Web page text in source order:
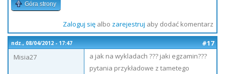
Góra strony
Zaloguj sięalbo zarejestruj aby dodać komentarz
ndz., 08/04/2012 - 17:47
#17
Misia27
a jak na wykladach ??? jaki egzamin???
pytania przykładowe z tametego